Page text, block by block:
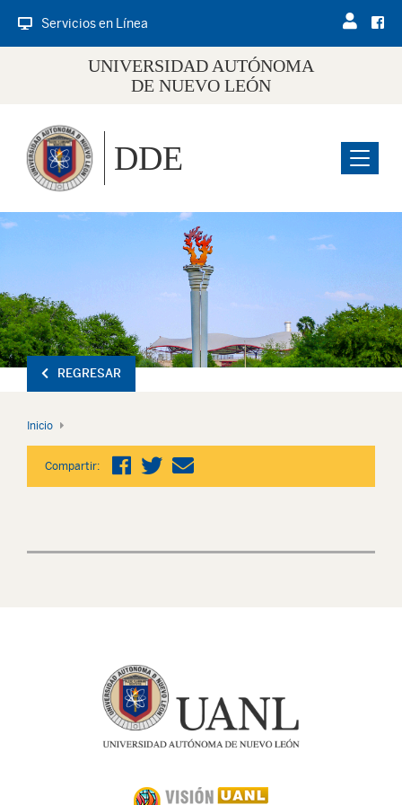
Servicios en Línea
UNIVERSIDAD AUTÓNOMA
DE NUEVO LEÓN
Menu
DDE
REGRESAR
Inicio
Compartir: